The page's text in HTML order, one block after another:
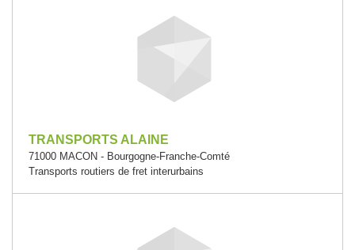
TRANSPORTS ALAINE
71000 MACON - Bourgogne-Franche-Comté
Transports routiers de fret interurbains